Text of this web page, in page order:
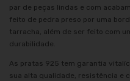
par de peças lindas e com
feito de pedra preso por uma
tarracha, além de ser feito com
durabilidade.
As pratas 925 tem garantia
sua alta qualidade, resistência e